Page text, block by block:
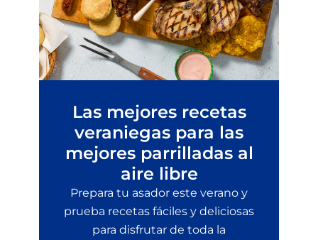
Las mejores recetas
veraniegas para las
mejores parrilladas al
aire libre
Prepara tu asador este verano y
prueba recetas fáciles y deliciosas
para disfrutar de toda la